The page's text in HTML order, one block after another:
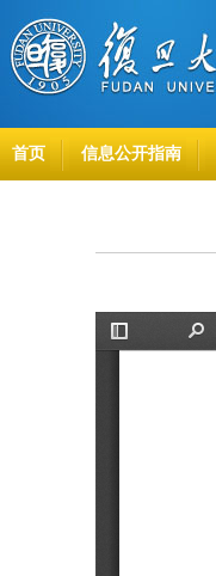
首页 信息公开指南